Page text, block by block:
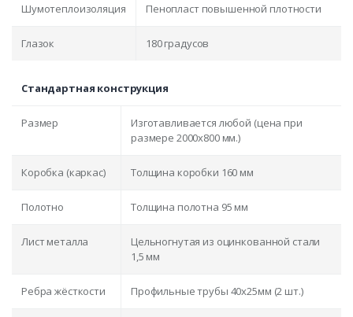
Шумотеплоизоляция Пенопласт повышенной плотности
Глазок 180 градусов
Стандартная конструкция
Размер
Изготавливается любой (цена при
размере 2000x800 мм.)
Коробка (каркас) Толщина коробки 160 мм
Полотно Толщина полотна 95 мм
Лист металла
Цельногнутая из оцинкованной стали
1,5 мм
Ребра жёсткости Профильные трубы 40х25мм (2 шт.)